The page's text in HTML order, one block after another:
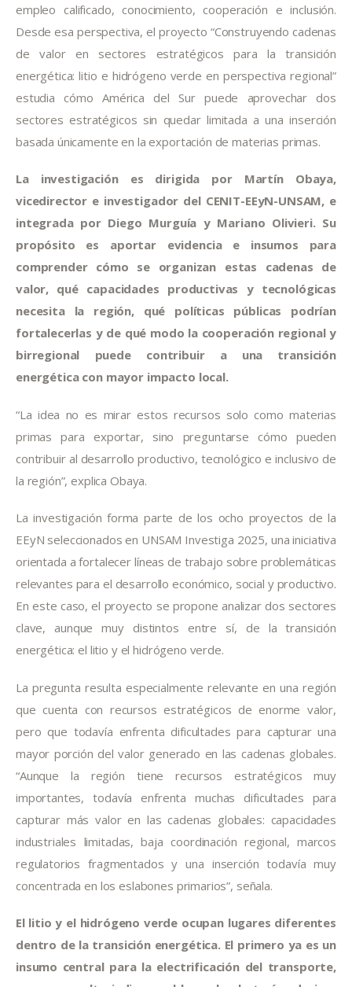
empleo calificado, conocimiento, cooperación e inclusión.
Desde esa perspectiva, el proyecto “Construyendo cadenas
de valor en sectores estratégicos para la transición
energética: litio e hidrógeno verde en perspectiva regional”
estudia cómo América del Sur puede aprovechar dos
sectores estratégicos sin quedar limitada a una inserción
basada únicamente en la exportación de materias primas.
La investigación es dirigida por Martín Obaya,
vicedirector e investigador del CENIT-EEyN-UNSAM, e
integrada por Diego Murguía y Mariano Olivieri. Su
propósito es aportar evidencia e insumos para
comprender cómo se organizan estas cadenas de
valor, qué capacidades productivas y tecnológicas
necesita la región, qué políticas públicas podrían
fortalecerlas y de qué modo la cooperación regional y
birregional puede contribuir a una transición
energética con mayor impacto local.
“La idea no es mirar estos recursos solo como materias
primas para exportar, sino preguntarse cómo pueden
contribuir al desarrollo productivo, tecnológico e inclusivo de
la región”, explica Obaya.
La investigación forma parte de los ocho proyectos de la
EEyN seleccionados en UNSAM Investiga 2025, una iniciativa
orientada a fortalecer líneas de trabajo sobre problemáticas
relevantes para el desarrollo económico, social y productivo.
En este caso, el proyecto se propone analizar dos sectores
clave, aunque muy distintos entre sí, de la transición
energética: el litio y el hidrógeno verde.
La pregunta resulta especialmente relevante en una región
que cuenta con recursos estratégicos de enorme valor,
pero que todavía enfrenta dificultades para capturar una
mayor porción del valor generado en las cadenas globales.
“Aunque la región tiene recursos estratégicos muy
importantes, todavía enfrenta muchas dificultades para
capturar más valor en las cadenas globales: capacidades
industriales limitadas, baja coordinación regional, marcos
regulatorios fragmentados y una inserción todavía muy
concentrada en los eslabones primarios”, señala.
El litio y el hidrógeno verde ocupan lugares diferentes
dentro de la transición energética. El primero ya es un
insumo central para la electrificación del transporte,